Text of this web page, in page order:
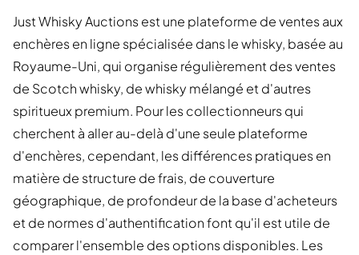
Just Whisky Auctions est une plateforme de ventes aux
enchères en ligne spécialisée dans le whisky, basée au
Royaume-Uni, qui organise régulièrement des ventes
de Scotch whisky, de whisky mélangé et d'autres
spiritueux premium. Pour les collectionneurs qui
cherchent à aller au-delà d'une seule plateforme
d'enchères, cependant, les différences pratiques en
matière de structure de frais, de couverture
géographique, de profondeur de la base d'acheteurs
et de normes d'authentification font qu'il est utile de
comparer l'ensemble des options disponibles. Les